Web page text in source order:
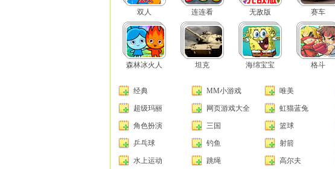
双人 连连看 无敌版 赛车
森林冰火人 坦克 海绵宝宝 格斗
经典 MM小游戏 唯美
超级玛丽 网页游戏大全 虹猫蓝兔
角色扮演 三国 篮球
乒乓球 钓鱼 射箭
水上运动 跳绳 高尔夫